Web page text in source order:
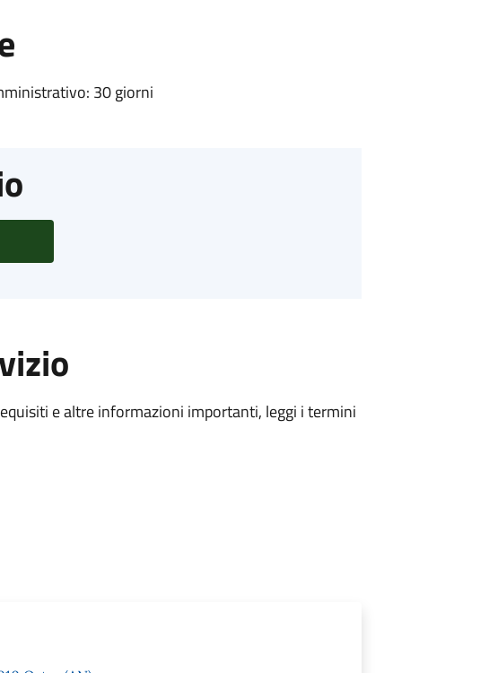
30 giorni
e altre informazioni importanti, leggi i termini